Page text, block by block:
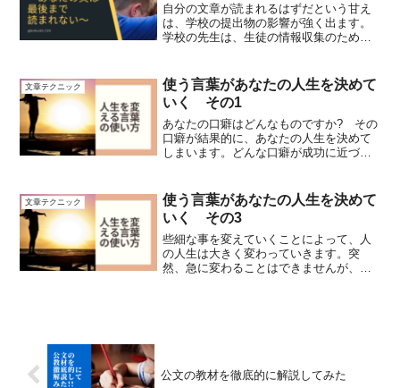
自分の文章が読まれるはずだという甘え
は、学校の提出物の影響が強く出ます。
学校の先生は、生徒の情報収集のために
たら、もう二度と読まないのです。その
事実をしっかりと把握しましょう。
文章テクニック
使う言葉があなたの人生を決めて
いく その1
あなたの口癖はどんなものですか? その
口癖が結果的に、あなたの人生を決めて
しまいます。どんな口癖が成功に近づ
文章テクニック
使う言葉があなたの人生を決めて
いく その3
些細な事を変えていくことによって、人
の人生は大きく変わっていきます。突
然、急に変わることはできませんが、言
公文の教材を徹底的に解説してみた